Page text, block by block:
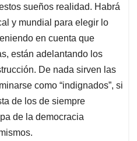
sueños realidad. Habrá
y mundial para elegir lo
en cuenta que
están adelantando los
De nada sirven las
como “indignados”, si
de los de siempre
de la democracia